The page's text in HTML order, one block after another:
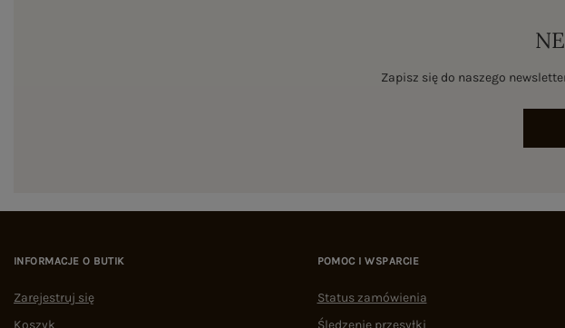
Zapisz się do naszego
INFORMACJE O BUTIK
Zarejestruj się
Koszyk
POMOC I WSPARCIE
Status zamówienia
Śledzenie przesyłki